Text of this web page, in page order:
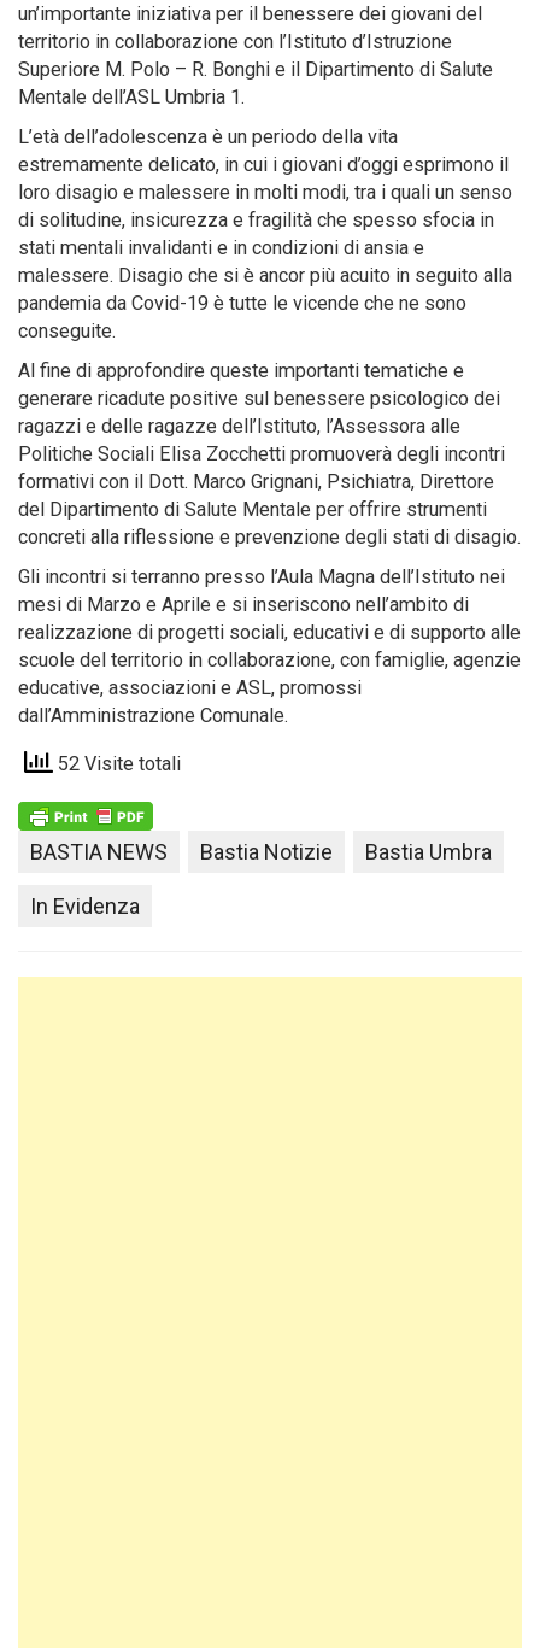
un’importante iniziativa per il benessere dei giovani del
territorio in collaborazione con l’Istituto d’Istruzione
Superiore M. Polo – R. Bonghi e il Dipartimento di Salute
Mentale dell’ASL Umbria 1.
L’età dell’adolescenza è un periodo della vita
estremamente delicato, in cui i giovani d’oggi esprimono il
loro disagio e malessere in molti modi, tra i quali un senso
di solitudine, insicurezza e fragilità che spesso sfocia in
stati mentali invalidanti e in condizioni di ansia e
malessere. Disagio che si è ancor più acuito in seguito alla
pandemia da Covid-19 è tutte le vicende che ne sono
conseguite.
Al fine di approfondire queste importanti tematiche e
generare ricadute positive sul benessere psicologico dei
ragazzi e delle ragazze dell’Istituto, l’Assessora alle
Politiche Sociali Elisa Zocchetti promuoverà degli incontri
formativi con il Dott. Marco Grignani, Psichiatra, Direttore
del Dipartimento di Salute Mentale per offrire strumenti
concreti alla riflessione e prevenzione degli stati di disagio.
Gli incontri si terranno presso l’Aula Magna dell’Istituto nei
mesi di Marzo e Aprile e si inseriscono nell’ambito di
realizzazione di progetti sociali, educativi e di supporto alle
scuole del territorio in collaborazione, con famiglie, agenzie
educative, associazioni e ASL, promossi
dall’Amministrazione Comunale.
52 Visite totali
BASTIA NEWS Bastia Notizie Bastia Umbra
In Evidenza